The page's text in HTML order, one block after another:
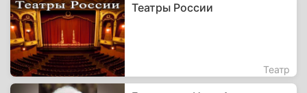
Театры России
Театр